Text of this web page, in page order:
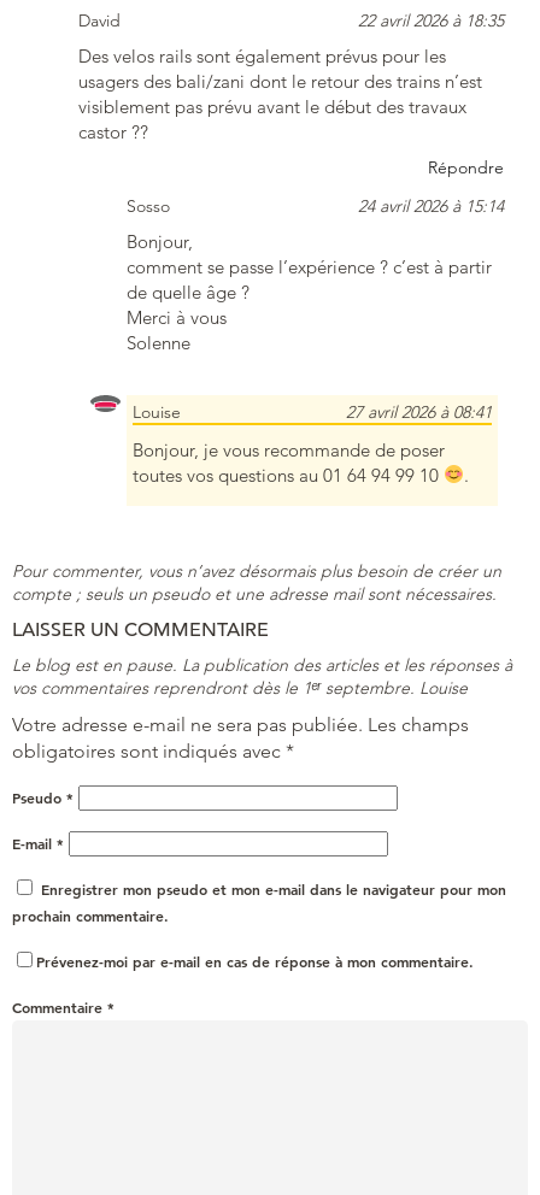
David 22 avril 2026 à 18:35
Des velos rails sont également prévus pour les
usagers des bali/zani dont le retour des trains n’est
visiblement pas prévu avant le début des travaux
castor ??
Répondre
Sosso
24 avril 2026 à 15:14
Bonjour,
comment se passe l’expérience ? c’est à partir
de quelle âge ?
Merci à vous
Solenne
Louise 27 avril 2026 à 08:41
Bonjour, je vous recommande de poser
toutes vos questions au 01 64 94 99 10
.
Pour commenter, vous n’avez désormais plus besoin de créer un
compte ; seuls un pseudo et une adresse mail sont nécessaires.
LAISSER UN COMMENTAIRE
Le blog est en pause. La publication des articles et les réponses à
vos commentaires reprendront dès le 1ᵉʳ septembre. Louise
Votre adresse e-mail ne sera pas publiée. Les champs
obligatoires sont indiqués avec *
Pseudo *
E-mail *
Enregistrer mon pseudo et mon e-mail dans le navigateur pour mon
prochain commentaire.
Prévenez-moi par e-mail en cas de réponse à mon commentaire.
Commentaire *